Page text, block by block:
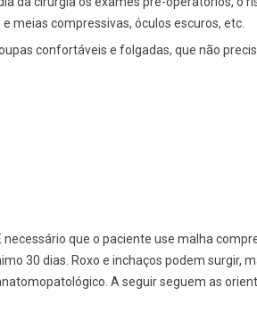
meias compressivas, óculos escuros, etc.
confortáveis e folgadas, que não
que o paciente use malha
30 dias. Roxo e inchaços podem surgir,
A seguir seguem as